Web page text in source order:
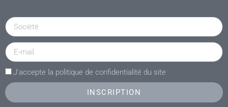
J'accepte la politique de confidentialité du site
INSCRIPTION